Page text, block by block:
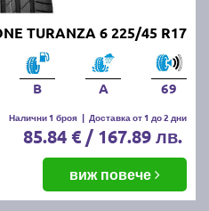
TURANZA 6 225/45 R17
B A 69
Налични 1 броя | Доставка от 1 до 2 дни
85.84 € / 167.89 лв.
виж повече